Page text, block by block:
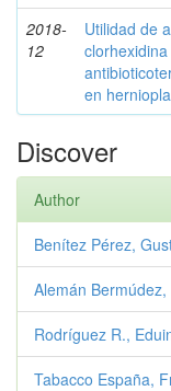
2018-
12
Utilidad de
en
Discover
Author
Benítez Pérez,
Alemán
Rodríguez R.,
Tabacco España,